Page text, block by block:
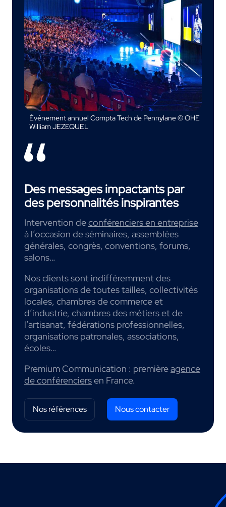
Événement annuel Compta Tech de Pennylane © OHE
William JEZEQUEL
Des messages impactants par
des personnalités inspirantes
Intervention deconférenciers en entreprise
à l’occasion de séminaires, assemblées
générales, congrès, conventions, forums,
salons…
Nos clients sont indifféremment des
organisations de toutes tailles, collectivités
locales, chambres de commerce et
d’industrie, chambres des métiers et de
l’artisanat, fédérations professionnelles,
organisations patronales, associations,
écoles…
Premium Communication : premièreagence
de conférenciersen France.
Nos références Nous contacter